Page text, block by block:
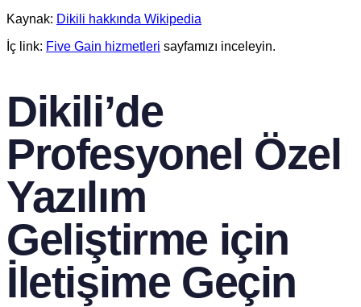
Kaynak: Dikili hakkında Wikipedia
İç link: Five Gain hizmetleri sayfamızı inceleyin.
Dikili’de
Profesyonel Özel
Yazılım
Geliştirme için
İletişime Geçin